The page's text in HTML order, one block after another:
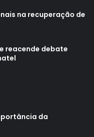
na recuperação de
reacende debate
da